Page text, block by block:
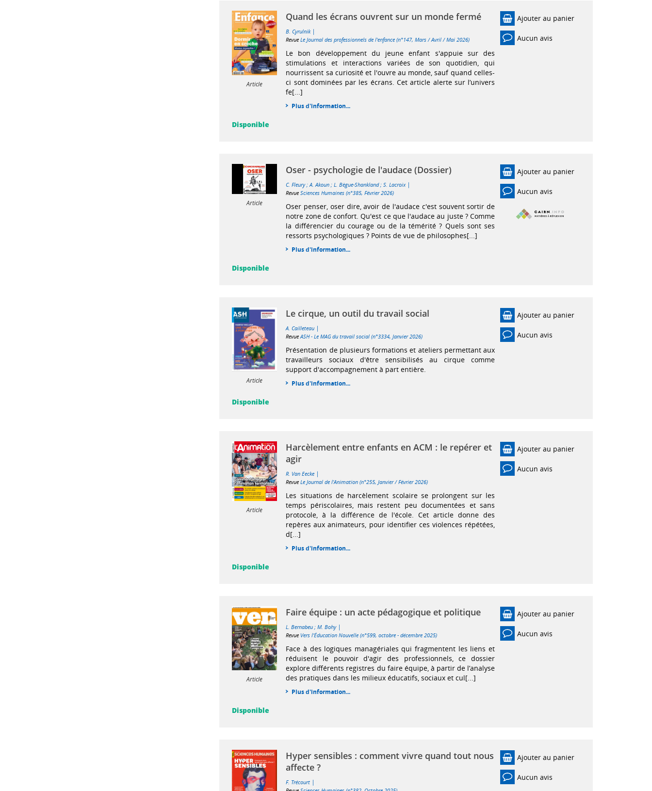
Article
Quand les écrans ouvrent sur un monde fermé
B. Cyrulnik |
RevueLe Journal des professionnels de l'enfance (n°147, Mars / Avril / Mai 2026)
Le bon développement du jeune enfant s'appuie sur des
stimulations et interactions variées de son quotidien, qui
nourrissent sa curiosité et l'ouvre au monde, sauf quand celles-
ci sont dominées par les écrans. Cet article alerte sur l’univers
fe[...]
Plus d'information...
Ajouter au panier
Aucun avis
Disponible
Article
Oser - psychologie de l'audace (Dossier)
C. Fleury;A. Akoun ;L. Bègue-Shankland;S. Lacroix |
RevueSciences Humaines (n°385, Février 2026)
Oser penser, oser dire, avoir de l'audace c'est souvent sortir de
notre zone de confort. Qu'est ce que l'audace au juste ? Comme
la différencier du courage ou de la témérité ? Quels sont ses
ressorts psychologiques ? Points de vue de philosophes[...]
Plus d'information...
Ajouter au panier
Aucun avis
Disponible
Article
Le cirque, un outil du travail social
A. Cailleteau |
RevueASH - Le MAG du travail social (n°3334, Janvier 2026)
Présentation de plusieurs formations et ateliers permettant aux
travailleurs sociaux d'être sensibilisés au cirque comme
support d'accompagnement à part entière.
Plus d'information...
Ajouter au panier
Aucun avis
Disponible
Article
Harcèlement entre enfants en ACM : le repérer et
agir
R. Van Eecke |
RevueLe Journal de l'Animation (n°255, Janvier / Février 2026)
Les situations de harcèlement scolaire se prolongent sur les
temps périscolaires, mais restent peu documentées et sans
protocole, à la différence de l'école. Cet article donne des
repères aux animateurs, pour identifier ces violences répétées,
d[...]
Plus d'information...
Ajouter au panier
Aucun avis
Disponible
Article
Faire équipe : un acte pédagogique et politique
L. Bernabeu ;M. Bohy |
Revue Vers l'Éducation Nouvelle (n°599, octobre - décembre 2025)
Face à des logiques managériales qui fragmentent les liens et
réduisent le pouvoir d'agir des professionnels, ce dossier
explore différents registres du faire équipe, à partir de l’analyse
des pratiques dans les milieux éducatifs, sociaux et cul[...]
Plus d'information...
Ajouter au panier
Aucun avis
Disponible
Hyper sensibles : comment vivre quand tout nous
affecte ?
F. Trécourt |
Ajouter au panier
Aucun avis